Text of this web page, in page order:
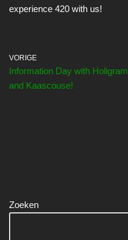
experience 420 with us!
VORIGE
Information Day with Holigram
and Kaascouse!
Zoeken